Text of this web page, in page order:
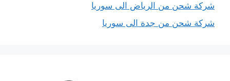
شركة شحن من الرياض الى سوريا
شركة شحن من جدة الى سوريا